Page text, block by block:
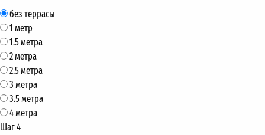
без террасы
1 метр
1.5 метра
2 метра
2.5 метра
3 метра
3.5 метра
4 метра
Шаг 4